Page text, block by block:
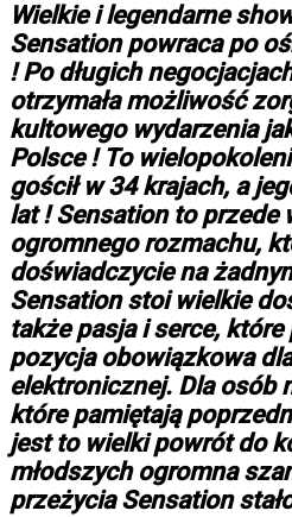
Wielkie i legendarne
Sensation powraca po
! Po długich
otrzymała możliwość
kultowego wydarzenia
Polsce ! To
gościł w 34 krajach, a
lat ! Sensation to przede
ogromnego rozmachu,
doświadczycie na
Sensation stoi wielkie
także pasja i serce,
pozycja obowiązkowa
elektronicznej. Dla osób
które pamiętają
jest to wielki powrót do
młodszych ogromna
przeżycia Sensation